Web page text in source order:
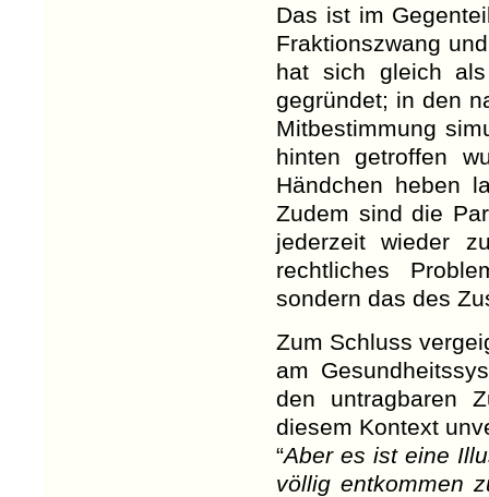
Das ist im
Fraktionszwang
hat sich gleich als
gegründet; in den
Mitbestimmung
hinten getroffen
Händchen heben
Zudem sind die
jederzeit wieder
rechtliches
sondern das des
Zum Schluss
am
den untragbaren
diesem Kontext
“Aber es ist eine
völlig entkommen